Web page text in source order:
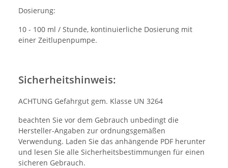
Dosierung:
10 - 100 ml / Stunde, kontinuierliche Dosierung mit
einer Zeitlupenpumpe.
Sicherheitshinweis:
ACHTUNG Gefahrgut gem. Klasse UN 3264
beachten Sie vor dem Gebrauch unbedingt die
Hersteller-Angaben zur ordnungsgemäßen
Verwendung. Laden Sie das anhängende PDF herunter
und lesen Sie alle Sicherheitsbestimmungen für einen
sicheren Gebrauch.